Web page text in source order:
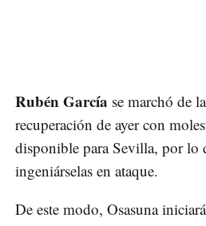
Rubén García se marchó de
recuperación de ayer con
disponible para Sevilla, por lo
ingeniárselas en ataque.
De este modo, Osasuna